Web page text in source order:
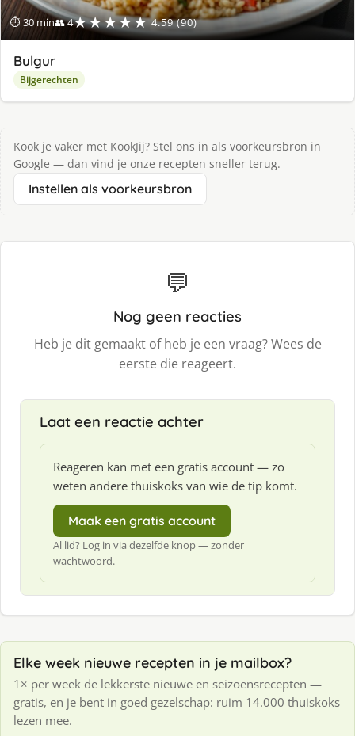
⏱ 30 min👥 4★★★★★ 4.59 (90)
Bulgur
Bijgerechten
Kook je vaker met KookJij? Stel ons in als voorkeursbron in
Google — dan vind je onze recepten sneller terug.
Instellen als voorkeursbron
💬
Nog geen reacties
Heb je dit gemaakt of heb je een vraag? Wees de
eerste die reageert.
Laat een reactie achter
Reageren kan met een gratis account — zo
weten andere thuiskoks van wie de tip komt.
Maak een gratis account
Al lid? Log in via dezelfde knop — zonder
wachtwoord.
Elke week nieuwe recepten in je mailbox?
1× per week de lekkerste nieuwe en seizoensrecepten —
gratis, en je bent in goed gezelschap: ruim 14.000 thuiskoks
lezen mee.